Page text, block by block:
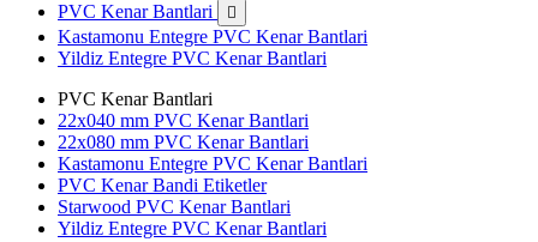
PVC Kenar Bantlari 
Kastamonu Entegre PVC Kenar Bantlari
Yildiz Entegre PVC Kenar Bantlari
PVC Kenar Bantlari
22x040 mm PVC Kenar Bantlari
22x080 mm PVC Kenar Bantlari
Kastamonu Entegre PVC Kenar Bantlari
PVC Kenar Bandi Etiketler
Starwood PVC Kenar Bantlari
Yildiz Entegre PVC Kenar Bantlari